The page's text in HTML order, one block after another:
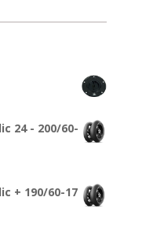
24 - 200/60-
+ 190/60-17